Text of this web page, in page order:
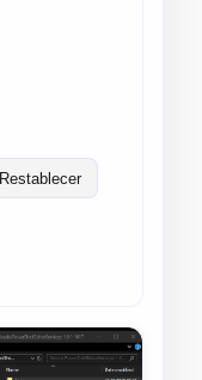
Restablecer